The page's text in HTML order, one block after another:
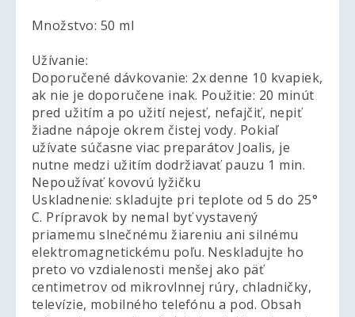
Množstvo: 50 ml
Užívanie:
Doporučené dávkovanie: 2x denne 10 kvapiek,
ak nie je doporučene inak. Použitie: 20 minút
pred užitím a po užití nejesť, nefajčiť, nepiť
žiadne nápoje okrem čistej vody. Pokiaľ
užívate súčasne viac preparátov Joalis, je
nutne medzi užitím dodržiavať pauzu 1 min.
Nepoužívať kovovú lyžičku
Uskladnenie: skladujte pri teplote od 5 do 25°
C. Prípravok by nemal byť vystavený
priamemu slnečnému žiareniu ani silnému
elektromagnetickému poľu. Neskladujte ho
preto vo vzdialenosti menšej ako päť
centimetrov od mikrovlnnej rúry, chladničky,
televízie, mobilného telefónu a pod. Obsah